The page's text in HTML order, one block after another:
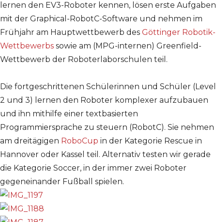
lernen den EV3-Roboter kennen, lösen erste Aufgaben
mit der Graphical-RobotC-Software und nehmen im
Frühjahr am Hauptwettbewerb des Göttinger Robotik-
Wettbewerbs sowie am (MPG-internen) Greenfield-
Wettbewerb der Roboterlaborschulen teil.
Die fortgeschrittenen Schülerinnen und Schüler (Level
2 und 3) lernen den Roboter komplexer aufzubauen
und ihn mithilfe einer textbasierten
Programmiersprache zu steuern (RobotC). Sie nehmen
am dreitägigen RoboCup in der Kategorie Rescue in
Hannover oder Kassel teil. Alternativ testen wir gerade
die Kategorie Soccer, in der immer zwei Roboter
gegeneinander Fußball spielen.